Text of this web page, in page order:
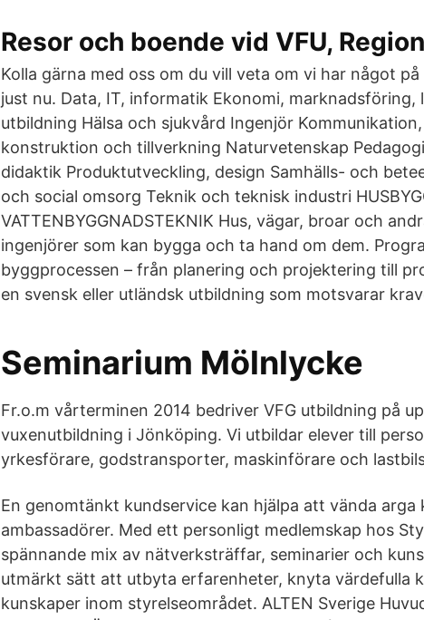
Resor och boende vid VFU,
Kolla gärna med oss om du vill veta om vi har något
just nu. Data, IT, informatik Ekonomi, marknadsföring,
utbildning Hälsa och sjukvård Ingenjör
konstruktion och tillverkning Naturvetenskap
didaktik Produktutveckling, design Samhälls- och
och social omsorg Teknik och teknisk industri
VATTEN­BYGGNADS­TEKNIK Hus, vägar, broar och
ingenjörer som kan bygga och ta hand om dem.
byggprocessen – från planering och projektering till
en svensk eller utländsk utbildning som motsvarar
Seminarium Mölnlycke
Fr.o.m vårterminen 2014 bedriver VFG utbildning på
vuxenutbildning i Jönköping. Vi utbildar elever till
yrkesförare, godstransporter, maskinförare och
En genomtänkt kundservice kan hjälpa att vända arga
ambassadörer. Med ett personligt medlemskap hos
spännande mix av nätverksträffar, seminarier och
utmärkt sätt att utbyta erfarenheter, knyta värdefulla
kunskaper inom styrelseområdet. ALTEN Sverige